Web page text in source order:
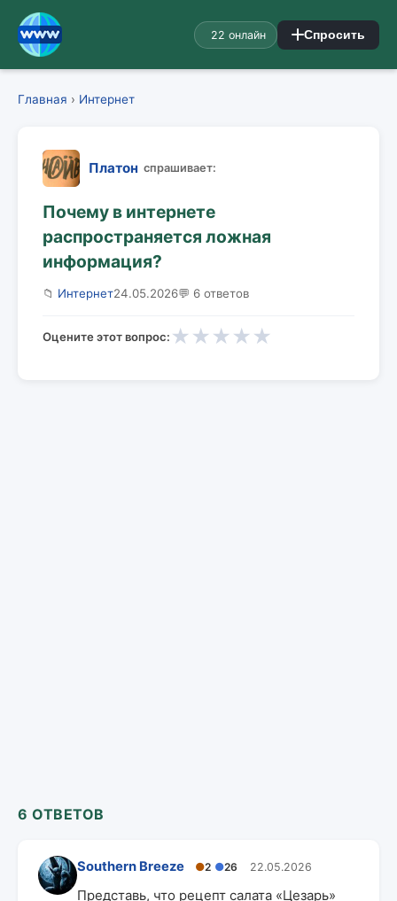
22 онлайн Спросить
Главная › Интернет
Платон спрашивает:
Почему в интернете
распространяется ложная
информация?
📁 Интернет24.05.2026💬 6 ответов
Оцените этот вопрос: ★ ★ ★ ★ ★
6 ОТВЕТОВ
Southern Breeze ●2 ●26 22.05.2026
Представь, что рецепт салата «Цезарь»